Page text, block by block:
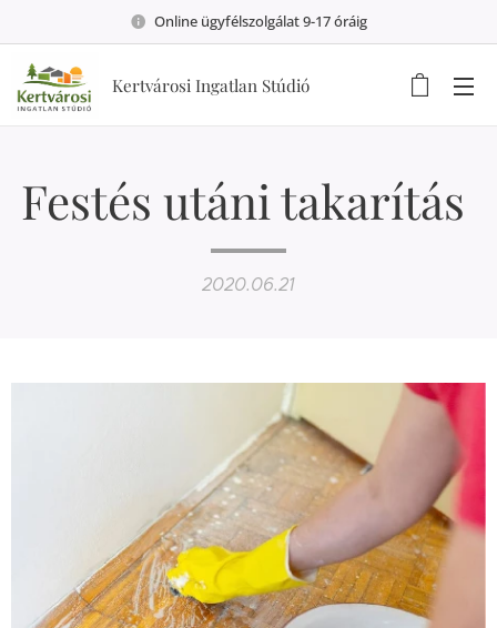
Online ügyfélszolgálat 9-17 óráig
Kertvárosi Ingatlan Stúdió
Festés utáni takarítás
2020.06.21